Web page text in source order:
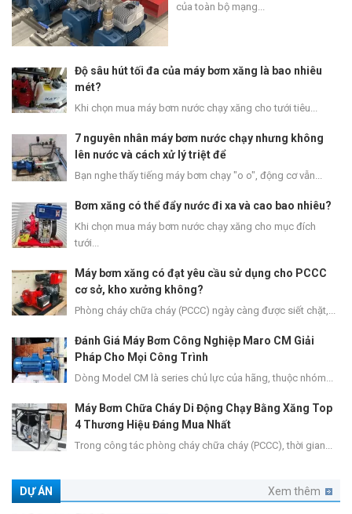
của toàn bộ mạng...
Độ sâu hút tối đa của máy bơm xăng là bao nhiêu
mét?
Khi chọn mua máy bơm nước chạy xăng cho tưới tiêu...
7 nguyên nhân máy bơm nước chạy nhưng không
lên nước và cách xử lý triệt để
Bạn nghe thấy tiếng máy bơm chạy "o o", động cơ vẫn...
Bơm xăng có thể đẩy nước đi xa và cao bao nhiêu?
Khi chọn mua máy bơm nước chạy xăng cho mục đích
tưới...
Máy bơm xăng có đạt yêu cầu sử dụng cho PCCC
cơ sở, kho xưởng không?
Phòng cháy chữa cháy (PCCC) ngày càng được siết chặt,...
Đánh Giá Máy Bơm Công Nghiệp Maro CM Giải
Pháp Cho Mọi Công Trình
Dòng Model CM là series chủ lực của hãng, thuộc nhóm...
Máy Bơm Chữa Cháy Di Động Chạy Bằng Xăng Top
4 Thương Hiệu Đáng Mua Nhất
Trong công tác phòng cháy chữa cháy (PCCC), thời gian...
DỰ ÁN Xem thêm